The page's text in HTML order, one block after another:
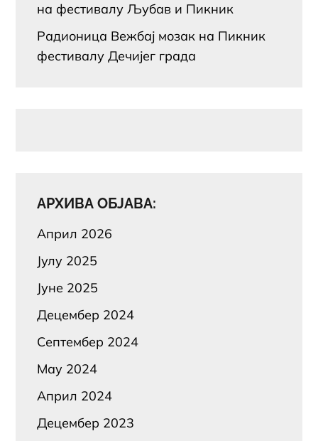
на фестивалу Љубав и Пикник
Радионица Вежбај мозак на Пикник
фестивалу Дечијег града
АРХИВА ОБЈАВА:
Април 2026
Јулy 2025
Јуне 2025
Децембер 2024
Септембер 2024
Маy 2024
Април 2024
Децембер 2023